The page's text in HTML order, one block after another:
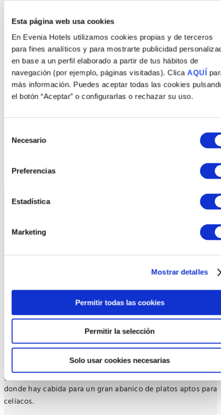
Esta página web usa cookies
En Evenia Hotels utilizamos cookies propias y de terceros
para fines analíticos y para mostrarte publicidad
en base a un perfil elaborado a partir de tus hábitos de
navegación (por ejemplo, páginas visitadas). Clica AQUÍ
más información. Puedes aceptar todas las cookies
el botón “Aceptar” o configurarlas o rechazar su uso.
Necesario
Preferencias
Estadística
Marketing
Mostrar detalles
Permitir todas las cookies
Permitir la selección
Solo usar cookies necesarias
¡QUIERO MI OFERTA! 🏙️
Acepto recibir comunicaciones de Evenia Hotels
sobre planes sin gluten
Al suscribirte aceptas recibir emails promocionales. Puedes cancelar
en cualquier momento.
Evenia Rosselló: Hoteles sin gluten en
con nuestro magnífico 4 estrellas, el
Hotel Evenia Rosselló
que dispone de uno de los mejores restaurantes de
l’Eixample, donde se ubica el hotel. Tus vacaciones en la
ciudad condal siendo celíaco no tienen porqué estar reñidas
con disfrutar de los manjares que ofrecemos en nuestro
El Restaurante l’Illa Rosselló ofrece una cocina mediterránea
de vanguardia con los sabores más delicados de la
gastronomía catalana.Producto local y de proximidad,
donde hay cabida para un gran abanico de platos aptos para
celíacos.